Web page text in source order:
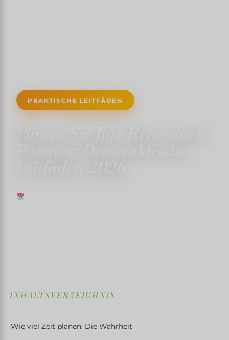
PRAKTISCHE LEITFÄDEN
INHALTSVERZEICHNIS
Wie viel Zeit planen: Die Wahrheit